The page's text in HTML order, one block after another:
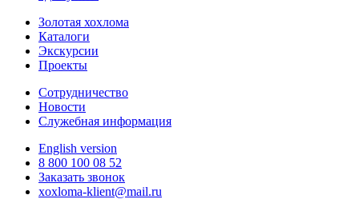
Золотая хохлома
Каталоги
Экскурсии
Проекты
Сотрудничество
Новости
Служебная информация
English version
8 800 100 08 52
Заказать звонок
xoxloma-klient@mail.ru